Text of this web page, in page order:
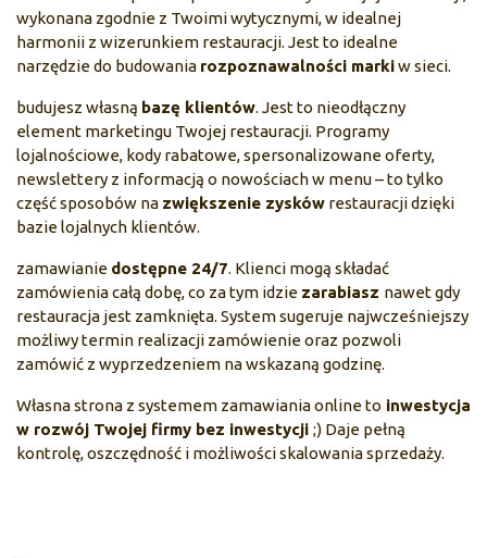
wykonana zgodnie z Twoimi wytycznymi, w idealnej
harmonii z wizerunkiem restauracji. Jest to idealne
narzędzie do budowania rozpoznawalności markiw sieci.
budujesz własną bazę klientów. Jest to nieodłączny
element marketingu Twojej restauracji. Programy
lojalnościowe, kody rabatowe, spersonalizowane oferty,
newslettery z informacją o nowościach w menu – to tylko
część sposobów na zwiększenie zysków restauracji dzięki
bazie lojalnych klientów.
zamawianie dostępne 24/7. Klienci mogą składać
zamówienia całą dobę, co za tym idzie zarabiasz nawet gdy
restauracja jest zamknięta. System sugeruje najwcześniejszy
możliwy termin realizacji zamówienie oraz pozwoli
zamówić z wyprzedzeniem na wskazaną godzinę.
Własna strona z systemem zamawiania online to inwestycja
w rozwój Twojej firmy bez inwestycji ;) Daje pełną
kontrolę, oszczędność i możliwości skalowania sprzedaży.